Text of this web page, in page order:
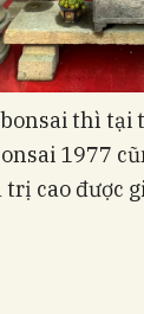
bonsai thì
1977
trị cao được